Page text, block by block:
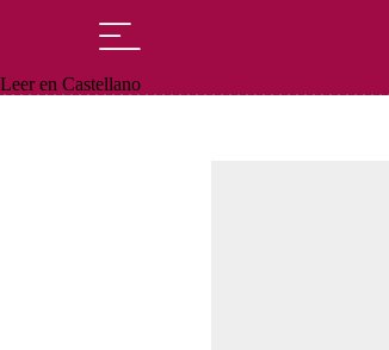
Leer en Castellano